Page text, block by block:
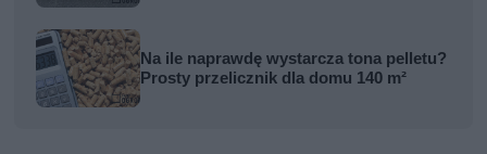
Na ile naprawdę wystarcza tona pelletu?
Prosty przelicznik dla domu 140 m²